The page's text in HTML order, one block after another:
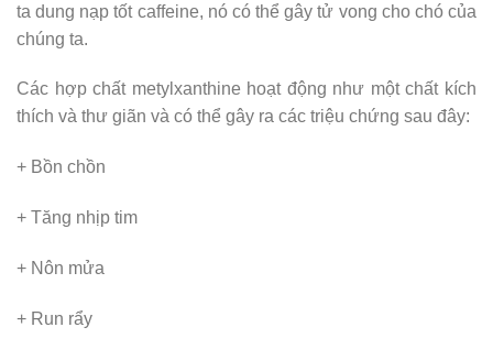
ta dung nạp tốt caffeine, nó có thể gây tử vong cho chó của
chúng ta.
Các hợp chất metylxanthine hoạt động như một chất kích
thích và thư giãn và có thể gây ra các triệu chứng sau đây:
+ Bồn chồn
+ Tăng nhịp tim
+ Nôn mửa
+ Run rẩy